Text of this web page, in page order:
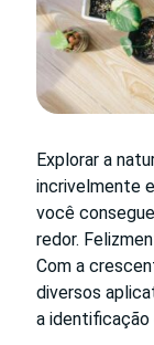
Explorar a
incrivelmente
você
redor.
Com a
diversos
a identificação